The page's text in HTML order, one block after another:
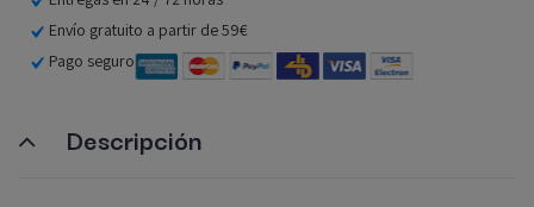
Envío gratuito a partir de 59€
Pago seguro
Descripción